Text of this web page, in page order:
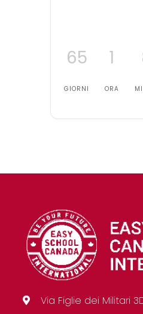
65
GIORNI
1
ORA
Via Figlie dei Militari